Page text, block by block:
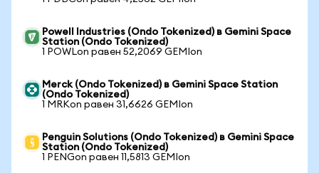
Powell Industries (Ondo Tokenized) в Gemini Space
Station (Ondo Tokenized)
1 POWLon равен 52,2069 GEMIon
Merck (Ondo Tokenized) в Gemini Space Station
(Ondo Tokenized)
1 MRKon равен 31,6626 GEMIon
Penguin Solutions (Ondo Tokenized) в Gemini Space
Station (Ondo Tokenized)
1 PENGon равен 11,5813 GEMIon